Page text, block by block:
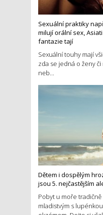
Sexuální praktiky
milují orální sex,
fantazie tají
Sexuální touhy mají
zda se jedná o ženy
neb...
Dětem i dospělým
jsou 5. nejčastějším
Pobyt u moře
mladistvým s